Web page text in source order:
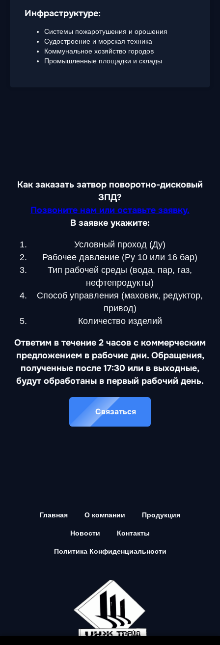
Инфраструктуре:
Системы пожаротушения и орошения
Судостроение и морская техника
Коммунальное хозяйство городов
Промышленные площадки и склады
Как заказать затвор поворотно-дисковый
ЗПД?
Позвоните нам или оставьте заявку.
В заявке укажите:
Условный проход (Ду)
Рабочее давление (Ру 10 или 16 бар)
Тип рабочей среды (вода, пар, газ,
нефтепродукты)
Способ управления (маховик, редуктор,
привод)
Количество изделий
Ответим в течение 2 часов с коммерческим
предложением в рабочие дни. Обращения,
полученные после 17:30 или в выходные,
будут обработаны в первый рабочий день.
Связаться
Главная О компании Продукция
Новости Контакты
Политика Конфиденциальности